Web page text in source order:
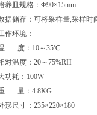
养皿规格：Φ90×15mm
据储存：可将采样量,采样时
作环境：
度：10～35℃
对温度：20～75%RH
功耗：100W
量：4.8KG
形尺寸：235×220×180